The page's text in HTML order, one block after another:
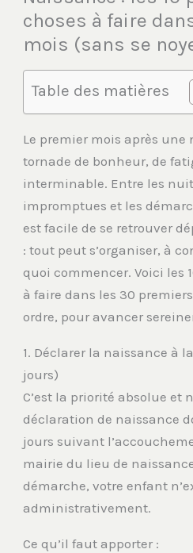
choses à faire
mois (sans se
Table des matières
Le premier mois après une
tornade de bonheur, de
interminable. Entre les
impromptues et les
est facile de se retrouver
: tout peut s’organiser, à
quoi commencer. Voici les
à faire dans les 30
ordre, pour avancer
1. Déclarer la naissance à
jours)
C’est la priorité absolue et
déclaration de naissance
jours suivant
mairie du lieu de
démarche, votre enfant
administrativement.
Ce qu’il faut apporter :